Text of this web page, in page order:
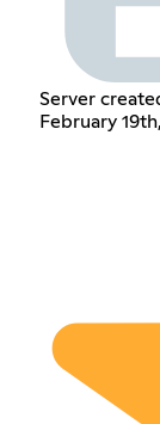
Server
February